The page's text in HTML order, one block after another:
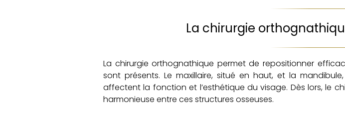
La chirurgie
La chirurgie orthognathique permet de repositionner
sont présents. Le maxillaire, situé en haut, et la
affectent la fonction et l’esthétique du visage. Dès lors, le
harmonieuse entre ces structures osseuses.